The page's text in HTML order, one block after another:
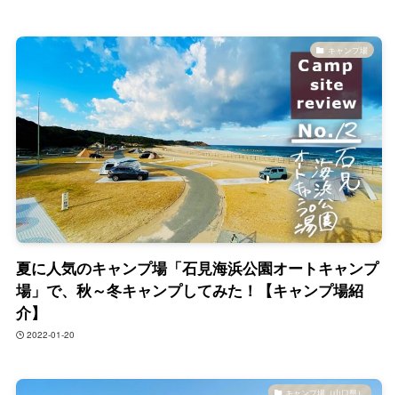
キャンプ場
夏に人気のキャンプ場「石見海浜公園オートキャンプ
場」で、秋～冬キャンプしてみた！【キャンプ場紹
介】
2022-01-20
キャンプ場（山口県）